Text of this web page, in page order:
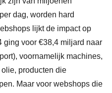
dag, worden hard
lijkt de impact op
ging voor €38,4 miljard naar
voornamelijk machines,
producten die
Maar voor webshops die